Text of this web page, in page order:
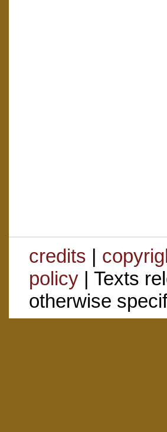
credits |
policy| Texts
otherwise